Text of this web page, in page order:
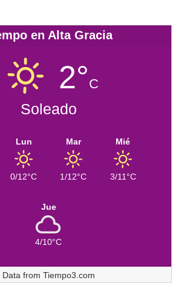
en Alta Gracia
2°C
Soleado
Lun
0/12°C
Mar
1/12°C
Mié
3/11°C
Jue
4/10°C
Data from Tiempo3.com